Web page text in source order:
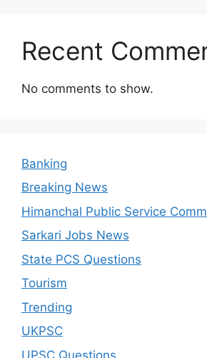
Recent
No comments to show.
Banking
Breaking News
Himanchal Public Service
Sarkari Jobs News
State PCS Questions
Tourism
Trending
UKPSC
UPSC Questions